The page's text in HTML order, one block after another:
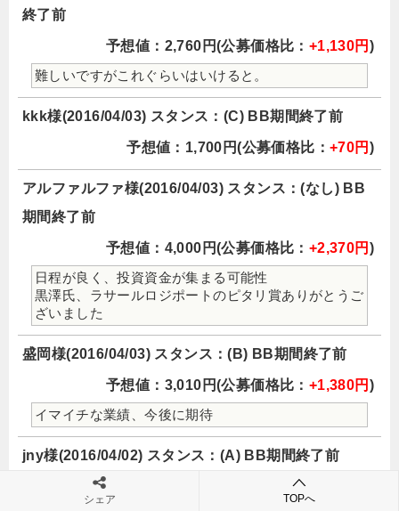
終了前
予想値：2,760円(公募価格比： +1,130円 )
難しいですがこれぐらいはいけると。
kkk様(2016/04/03) スタンス：(C) BB期間終了前
予想値：1,700円(公募価格比： +70円 )
アルファルファ様(2016/04/03) スタンス：(なし) BB
期間終了前
予想値：4,000円(公募価格比： +2,370円 )
日程が良く、投資資金が集まる可能性
黒澤氏、ラサールロジポートのピタリ賞ありがとうご
ざいました
盛岡様(2016/04/03) スタンス：(B) BB期間終了前
予想値：3,010円(公募価格比： +1,380円 )
イマイチな業績、今後に期待
jny様(2016/04/02) スタンス：(A) BB期間終了前
予想値：3,300円(公募価格比：
シェア TOPへ